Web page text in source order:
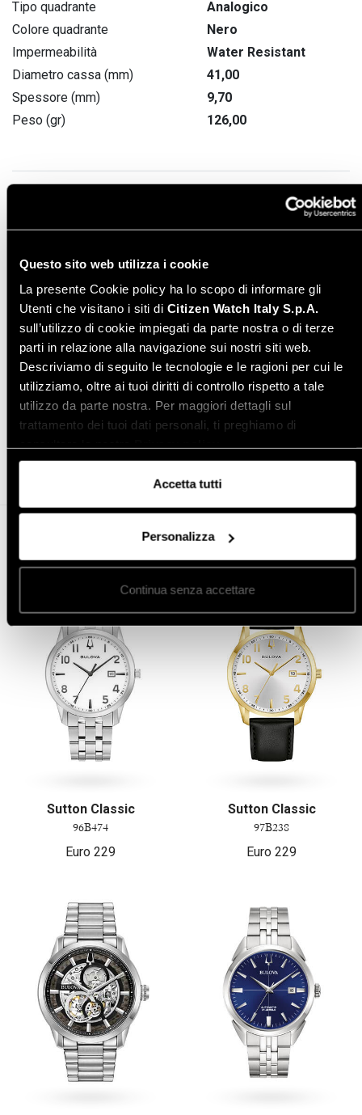
Questo sito web utilizza i cookie
La presente Cookie policy ha lo scopo di informare gli
Utenti che visitano i siti di Citizen Watch Italy S.p.A.
sull’utilizzo di cookie impiegati da parte nostra o di terze
parti in relazione alla navigazione sui nostri siti web.
Descriviamo di seguito le tecnologie e le ragioni per cui le
utilizziamo, oltre ai tuoi diritti di controllo rispetto a tale
utilizzo da parte nostra. Per maggiori dettagli sul
trattamento dei tuoi dati personali, ti preghiamo di
Accetta tutti
Personalizza
Continua senza accettare
Tipo quadrante
Analogico
Colore quadrante
Nero
Impermeabilità
Water Resistant
Diametro cassa (mm)
41,00
Spessore (mm)
9,70
Peso (gr)
126,00
Leggi online
Varianti modello
Condividi
Altro in orologi da uomo
Sutton Classic
96B474
Euro 229
Sutton Classic
97B238
Euro 229